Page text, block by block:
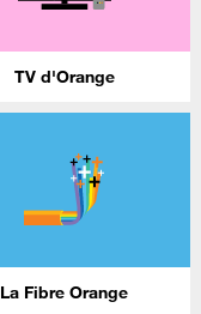
TV d'Orange
La Fibre Orange